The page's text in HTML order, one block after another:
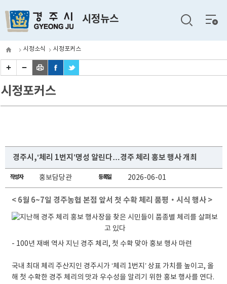
시정뉴스
전체
메뉴
시정소식 시정포커스
시정포커스
경주시,‘체리 1번지’명성 알린다…경주 체리 홍보 행사 개최
작성자 홍보담당관 등록일 2026-06-01
< 6월 6~7일 경주농협 본점 앞서 첫 수확 체리 품평‧시식 행사 >
- 100년 재배 역사 지닌 경주 체리, 첫 수확 맞아 홍보 행사 마련
국내 최대 체리 주산지인 경주시가 ‘체리 1번지’ 상표 가치를 높이고, 올
해 첫 수확한 경주 체리의 맛과 우수성을 알리기 위한 홍보 행사를 연다.